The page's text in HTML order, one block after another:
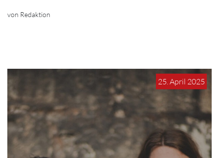
von Redaktion
25. April 2025